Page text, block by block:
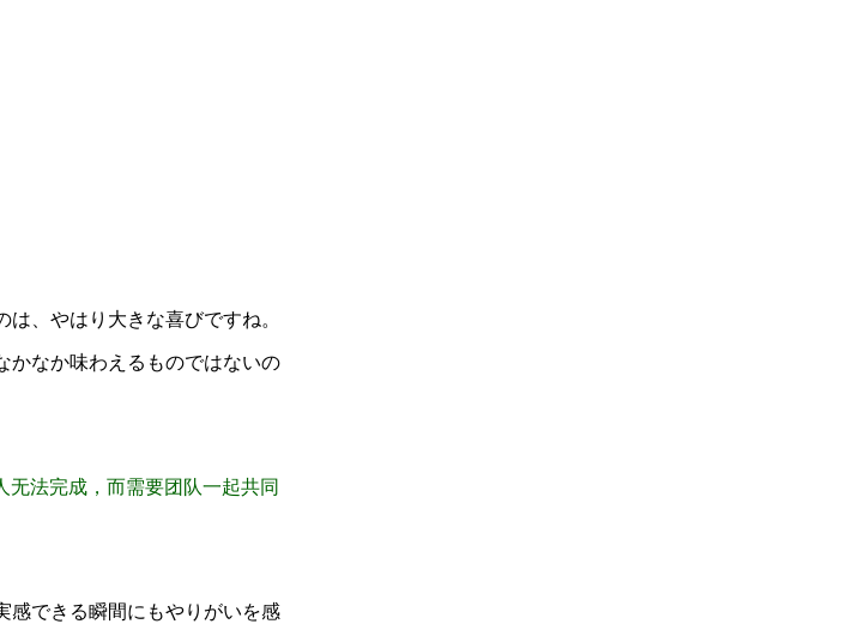
、やはり大きな喜びですね。
かなか味わえるものではないの
法完成，而需要团队一起共同
感できる瞬間にもやりがいを感